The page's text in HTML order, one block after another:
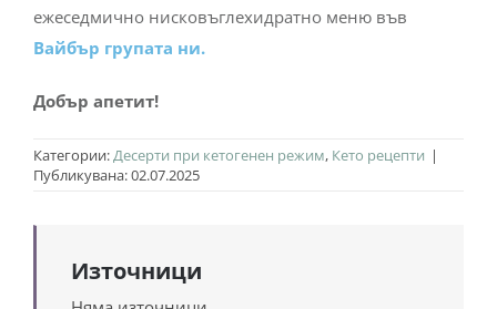
ежеседмично нисковъглехидратно меню във
Вайбър групата ни.
Добър апетит!
Категории:Десерти при кетогенен режим, Кето рецепти |
Публикувана: 02.07.2025
Източници